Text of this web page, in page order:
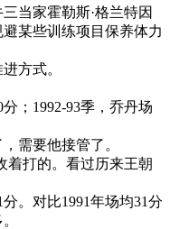
当家霍勒斯·格兰特因
某些训练项目保养体力
方式。
；1992-93季，乔丹场
需要他接管了。
着打的。看过历来王朝
。对比1991年场均31分